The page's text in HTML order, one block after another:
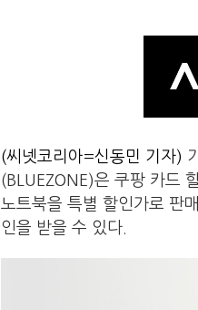
(씨넷코리아=신동민 기자)
(BLUEZONE)은 쿠팡 카드
노트북을 특별 할인가로 판
인을 받을 수 있다.